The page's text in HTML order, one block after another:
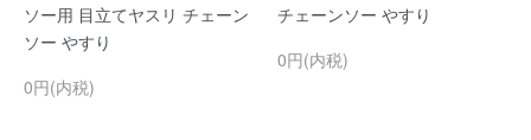
ソー用 目立てヤスリ チェーン
ソー やすり
0円(内税)
チェーンソー やすり
0円(内税)